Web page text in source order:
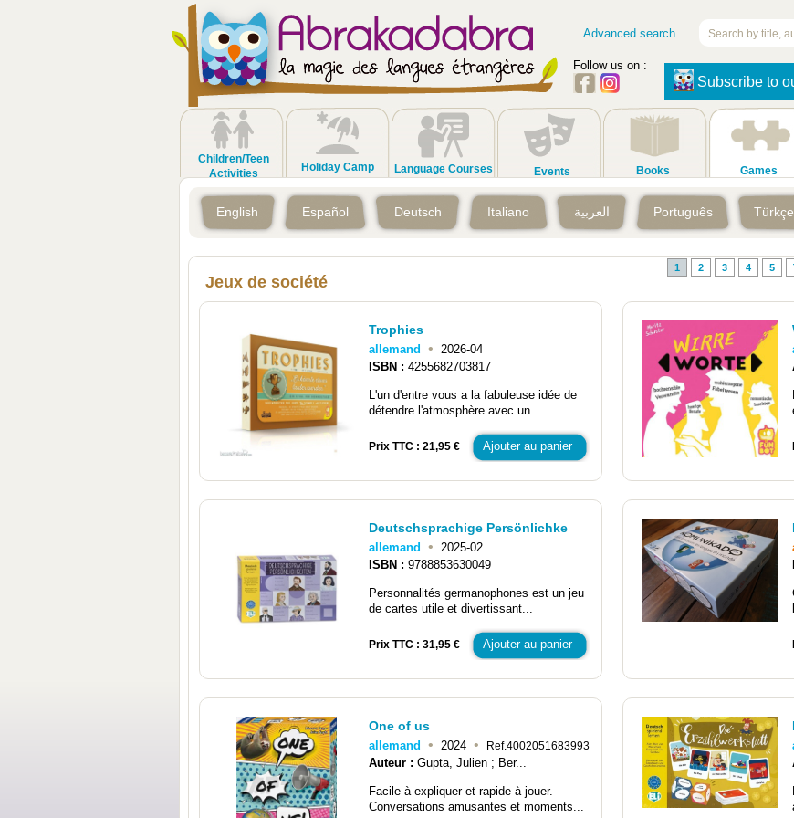
Advanced search
Follow us on :
Subscribe to
Children/Teen
Activities
Holiday Camp Language Courses Events Books Games
English Español Deutsch Italiano العربية Português Türkçe
Jeux de société
1 2 3 4 5
Trophies
allemand •
2026-04
ISBN : 4255682703817
L'un d'entre vous a la fabuleuse idée de
détendre l'atmosphère avec un...
Prix TTC : 21,95 € Ajouter au panier
Deutschsprachige Persönlichke
allemand •
2025-02
ISBN : 9788853630049
Personnalités germanophones est un jeu
de cartes utile et divertissant...
Prix TTC : 31,95 € Ajouter au panier
One of us
allemand • 2024 • Ref.4002051683993
Auteur : Gupta, Julien ; Ber...
Facile à expliquer et rapide à jouer.
Conversations amusantes et moments...